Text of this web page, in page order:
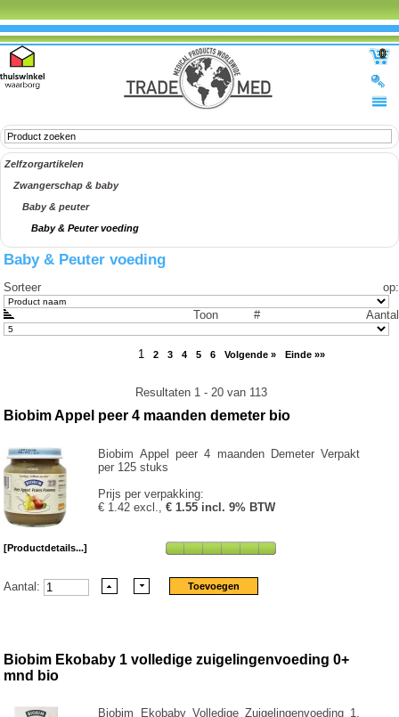
0
Zelfzorgartikelen
Zwangerschap & baby
Baby & peuter
Baby & Peuter voeding
Baby & Peuter voeding
Sorteer op:
Toon # Aantal
1 2 3 4 5 6 Volgende » Einde »»
Resultaten 1 - 20 van 113
Biobim Appel peer 4 maanden demeter bio
Biobim Appel peer 4 maanden Demeter Verpakt
per 125 stuks
Prijs per verpakking:
€ 1.42 excl.,€ 1.55 incl. 9% BTW
[Productdetails...]
Aantal:
Biobim Ekobaby 1 volledige zuigelingenvoeding 0+
mnd bio
Biobim Ekobaby Volledige Zuigelingenvoeding 1.